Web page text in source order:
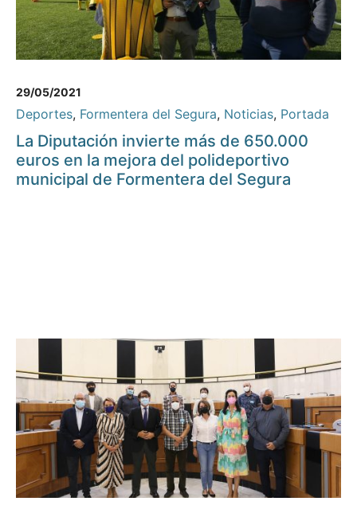
29/05/2021
Deportes, Formentera del Segura, Noticias, Portada
La Diputación invierte más de 650.000
euros en la mejora del polideportivo
municipal de Formentera del Segura